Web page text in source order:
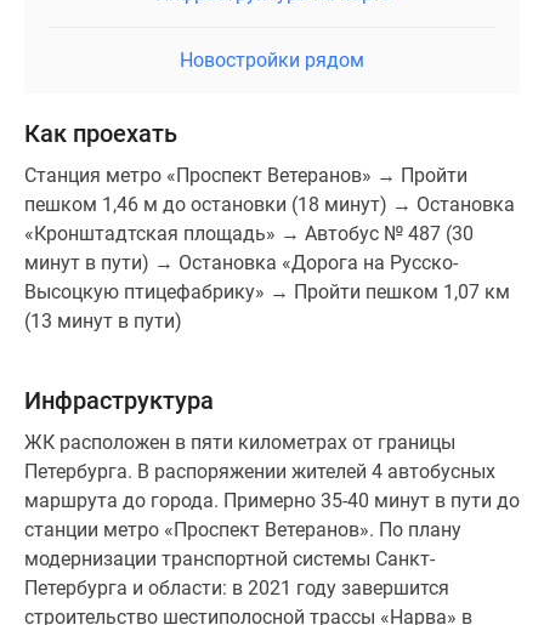
Новостройки рядом
Как проехать
Станция метро «Проспект Ветеранов» → Пройти
пешком 1,46 м до остановки (18 минут) → Остановка
«Кронштадтская площадь» → Автобус № 487 (30
минут в пути) → Остановка «Дорога на Русско-
Высоцкую птицефабрику» → Пройти пешком 1,07 км
(13 минут в пути)
Инфраструктура
ЖК расположен в пяти километрах от границы
Петербурга. В распоряжении жителей 4 автобусных
маршрута до города. Примерно 35-40 минут в пути до
станции метро «Проспект Ветеранов». По плану
модернизации транспортной системы Санкт-
Петербурга и области: в 2021 году завершится
строительство шестиполосной трассы «Нарва» в